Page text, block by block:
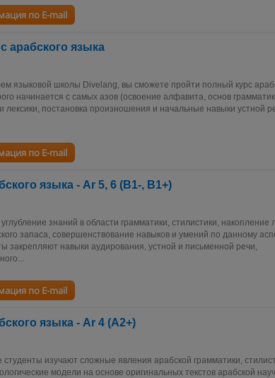
по E-mail
арабского языка
языковой школы Divelang, вы сможете пройти полный курс
начинается с самых азов (освоение алфавита, основ
лексики, постановка произношения и начальные навыки устной
по E-mail
языка - Ar 5, 6 (В1-, В1+)
знаний в области грамматики, стилистики, накопление
запаса, совершенствование навыков и умений по данному
закрепляют навыки аудирования, устной и письменной речи,
по E-mail
языка - Ar 4 (А2+)
студенты изучают сложные явления арабской грамматики,
модели на основе оригинальных текстов арабской